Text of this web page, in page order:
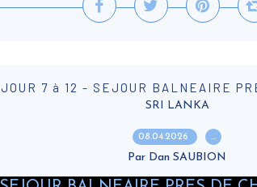
JOUR 7 à 12 - SEJOUR BALNEAIRE
SRI LANKA
08.04.2026 …
Par Dan SAUBION